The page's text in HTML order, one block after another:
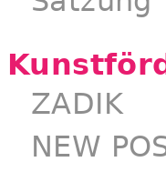
ZADIK
NEW